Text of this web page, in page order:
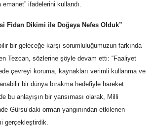
ifadelerini kullandı.
Fidan Dikimi ile Doğaya Nefes Olduk”
bir geleceğe karşı sorumluluğumuzun farkında
Tezcan, sözlerine şöyle devam etti: “Faaliyet
çevreyi koruma, kaynakları verimli kullanma ve
bir dünya bırakma hedefiyle hareket
bu anlayışın bir yansıması olarak, Milli
Gürsu’daki orman yangınından etkilenen
gerçekleştirdik.